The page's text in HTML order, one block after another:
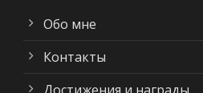
Обо мне
Контакты